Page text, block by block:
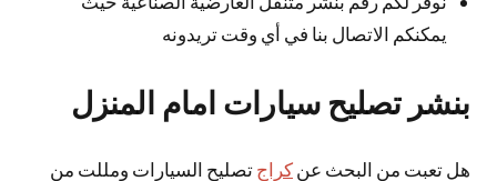
يمكنكم الاتصال بنا في أي وقت تريدونه
بنشر تصليح سيارات امام المنزل
هل تعبت من البحث عن كراج تصليح السيارات ومللت من